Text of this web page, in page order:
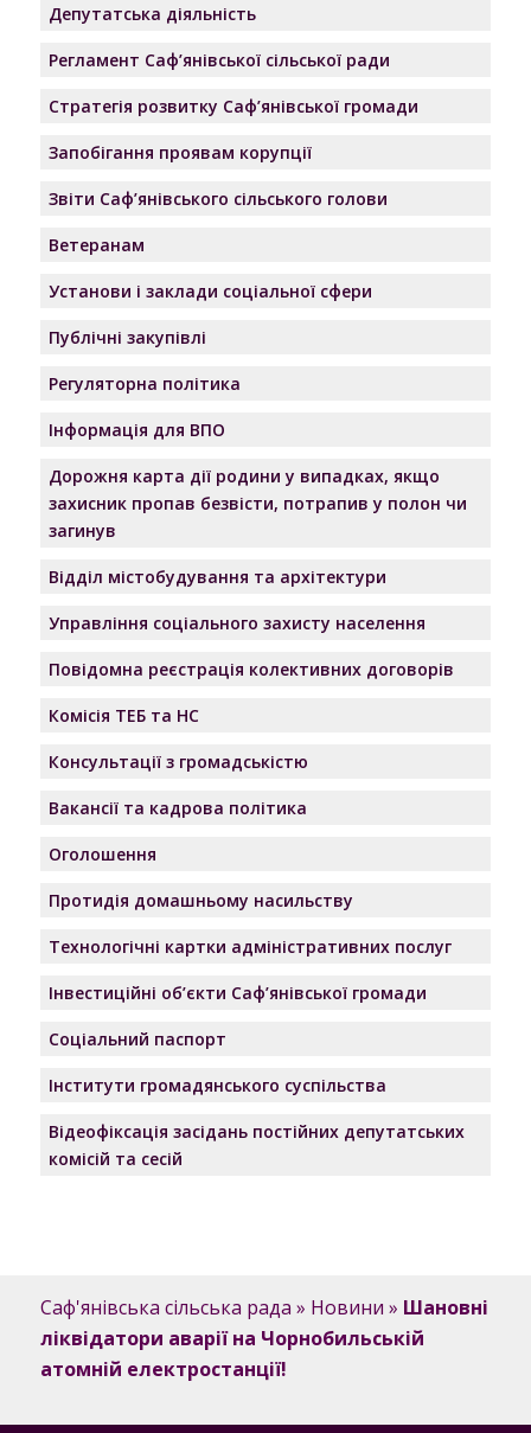
Депутатська діяльність
Регламент Саф’янівської сільської ради
Стратегія розвитку Саф’янівської громади
Запобігання проявам корупції
Звіти Саф’янівського сільського голови
Ветеранам
Установи і заклади соціальної сфери
Публічні закупівлі
Регуляторна політика
Інформація для ВПО
Дорожня карта дії родини у випадках, якщо
захисник пропав безвісти, потрапив у полон чи
загинув
Відділ містобудування та архітектури
Управління соціального захисту населення
Повідомна реєстрація колективних договорів
Комісія ТЕБ та НС
Консультації з громадськістю
Вакансії та кадрова політика
Оголошення
Протидія домашньому насильству
Технологічні картки адміністративних послуг
Інвестиційні об’єкти Саф’янівської громади
Соціальний паспорт
Інститути громадянського суспільства
Відеофіксація засідань постійних депутатських
комісій та сесій
Саф'янівська сільська рада » Новини » Шановні
ліквідатори аварії на Чорнобильській
атомній електростанції!